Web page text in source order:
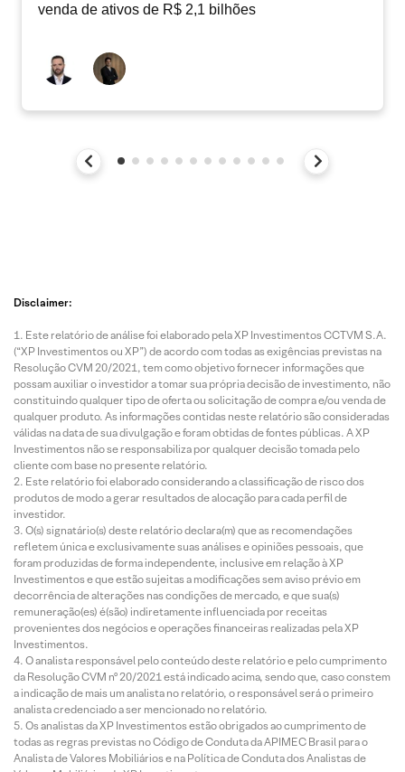
venda de ativos de R$ 2,1 bilhões
Disclaimer:
Este relatório de análise foi elaborado pela XP Investimentos CCTVM S.A.
(“XP Investimentos ou XP”) de acordo com todas as exigências previstas na
Resolução CVM 20/2021, tem como objetivo fornecer informações que
possam auxiliar o investidor a tomar sua própria decisão de investimento, não
constituindo qualquer tipo de oferta ou solicitação de compra e/ou venda de
qualquer produto. As informações contidas neste relatório são consideradas
válidas na data de sua divulgação e foram obtidas de fontes públicas. A XP
Investimentos não se responsabiliza por qualquer decisão tomada pelo
cliente com base no presente relatório.
Este relatório foi elaborado considerando a classificação de risco dos
produtos de modo a gerar resultados de alocação para cada perfil de
investidor.
O(s) signatário(s) deste relatório declara(m) que as recomendações
refletem única e exclusivamente suas análises e opiniões pessoais, que
foram produzidas de forma independente, inclusive em relação à XP
Investimentos e que estão sujeitas a modificações sem aviso prévio em
decorrência de alterações nas condições de mercado, e que sua(s)
remuneração(es) é(são) indiretamente influenciada por receitas
provenientes dos negócios e operações financeiras realizadas pela XP
Investimentos.
O analista responsável pelo conteúdo deste relatório e pelo cumprimento
da Resolução CVM nº 20/2021 está indicado acima, sendo que, caso constem
a indicação de mais um analista no relatório, o responsável será o primeiro
analista credenciado a ser mencionado no relatório.
Os analistas da XP Investimentos estão obrigados ao cumprimento de
todas as regras previstas no Código de Conduta da APIMEC Brasil para o
Analista de Valores Mobiliários e na Política de Conduta dos Analistas de